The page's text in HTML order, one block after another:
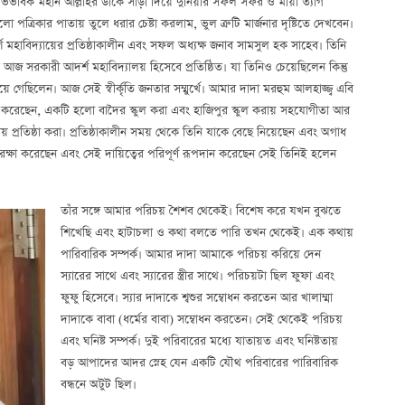
পত্রিকার পাতায় তুলে ধরার চেষ্টা করলাম, ভুল ত্রুটি মার্জনার দৃষ্টিতে দেখবেন।
প্রতিষ্ঠাকালীন এবং সফল অধ্যক্ষ জনাব সামসুল হক সাহেব। তিনি
আদর্শ মহাবিদ্যালয় হিসেবে প্রতিষ্ঠিত। যা তিনিও চেয়েছিলেন কিন্তু
গেছিলেন। আজ সেই স্বীর্কৃতি জনতার সম্মুর্খে। আমার দাদা মরহুম আলহাজ্জ্ব এবি
করেছেন, একটি হলো বাদৈর স্কুল করা এবং হাজিপুর স্কুল করায় সহযোগীতা আর
করা। প্রতিষ্ঠাকালীন সময় থেকে তিনি যাকে বেছে নিয়েছেন এবং অগাধ
করেছেন এবং সেই দায়িত্বের পরিপূর্ণ রূপদান করেছেন সেই তিনিই হলেন
তাঁর সঙ্গে আমার পরিচয় শৈশব থেকেই। বিশেষ করে যখন বুঝতে
শিখেছি এবং হাটাচলা ও কথা বলতে পারি তখন থেকেই। এক কথায়
পারিবারিক সম্পর্ক। আমার দাদা আমাকে পরিচয় করিয়ে দেন
স্যারের সাথে এবং স্যারের স্ত্রীর সাথে। পরিচয়টা ছিল ফুফা এবং
ফুফু হিসেবে। স্যার দাদাকে শ্বশুর সম্বোধন করতেন আর খালাম্মা
দাদাকে বাবা (ধর্মের বাবা) সম্বোধন করতেন। সেই থেকেই পরিচয়
এবং ঘনিষ্ট সম্পর্ক। দুই পরিবারের মধ্যে যাতায়ত এবং ঘনিষ্টতায়
বড় আপাদের আদর স্নেহ যেন একটি যৌথ পরিবারের পারিবারিক
বন্ধনে অটুট ছিল।